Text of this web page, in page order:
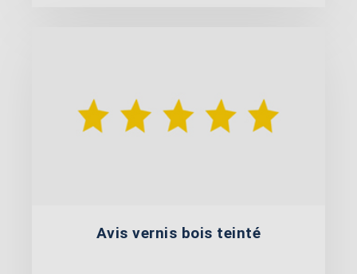
Avis vernis bois teinté